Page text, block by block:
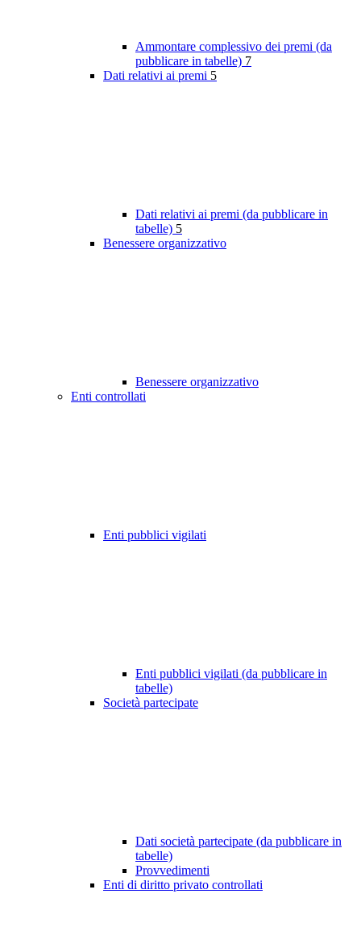
Ammontare complessivo dei premi (da
pubblicare in tabelle) 7
Dati relativi ai premi 5
Dati relativi ai premi (da pubblicare in
tabelle) 5
Benessere organizzativo
Benessere organizzativo
Enti controllati
Enti pubblici vigilati
Enti pubblici vigilati (da pubblicare in
tabelle)
Società partecipate
Dati società partecipate (da pubblicare in
tabelle)
Provvedimenti
Enti di diritto privato controllati